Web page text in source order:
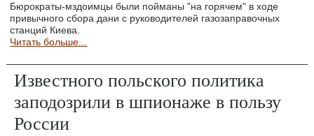
Бюрократы-мздоимцы были пойманы "на горячем" в ходе
привычного сбора дани с руководителей газозаправочных
станций Киева.
Читать больше...
Известного польского политика
заподозрили в шпионаже в пользу
России